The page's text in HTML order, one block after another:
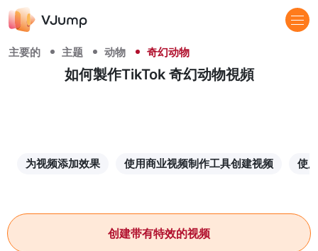
主要的 主题 动物 奇幻动物
如何製作TikTok 奇幻动物視頻
为视频添加效果 使用商业视频制作工具创建视频 使
创建带有特效的视频